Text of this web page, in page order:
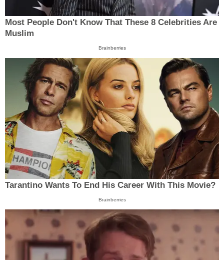
Most People Don't Know That These 8 Celebrities Are
Muslim
Brainberries
Tarantino Wants To End His Career With This Movie?
Brainberries